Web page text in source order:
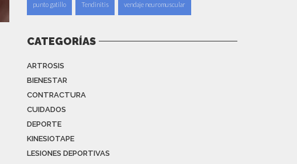
punto gatillo Tendinitis vendaje neuromuscular
CATEGORÍAS
ARTROSIS
BIENESTAR
CONTRACTURA
CUIDADOS
DEPORTE
KINESIOTAPE
LESIONES DEPORTIVAS